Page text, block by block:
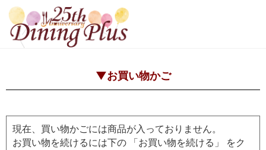
▼お買い物かご
現在、買い物かごには商品が入っておりません。
お買い物を続けるには下の 「お買い物を続ける」 をク